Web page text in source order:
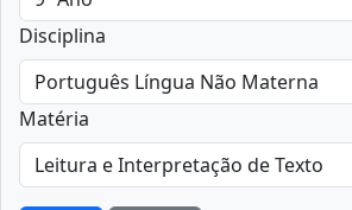
Disciplina
Matéria